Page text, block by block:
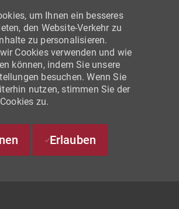
um Ihnen ein besseres
den Website-Verkehr zu
zu personalisieren.
Cookies verwenden und wie
können, indem Sie unsere
besuchen. Wenn Sie
nutzen, stimmen Sie der
zu.
Erlauben